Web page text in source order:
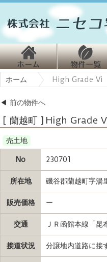
ホ
ーム 件情報
ホーム High Grade Vi
◀ 前の物件へ
[ 蘭越町 ] High Grade
売土地
No 230701
所在地 磯谷郡蘭越町字湯
販売価格 ー
交通 ＪＲ函館本線「昆
接道状況 分譲地内道路に接